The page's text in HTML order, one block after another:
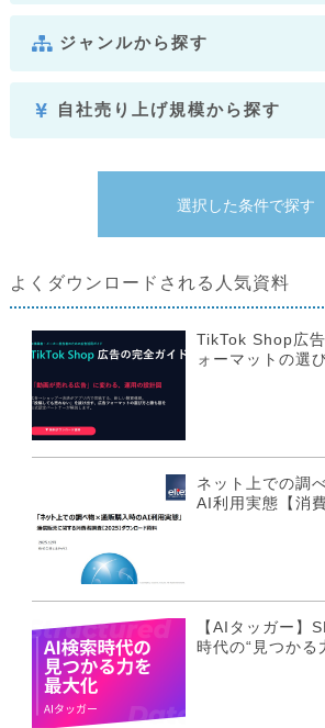
ジャンルから探す
自社売り上げ規模から探す
よくダウンロードされる人気資料
TikTok Shop広
ォーマットの選
ネット上での調
AI利用実態【消
【AIタッガー】
時代の“見つかる